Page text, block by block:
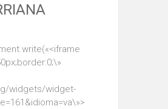
widgets/widget-